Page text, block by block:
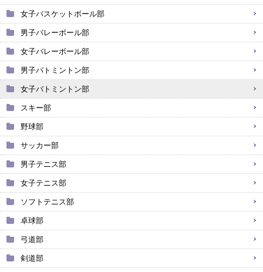
女子バスケットボール部
男子バレーボール部
女子バレーボール部
男子バトミントン部
女子バトミントン部
スキー部
野球部
サッカー部
男子テニス部
女子テニス部
ソフトテニス部
卓球部
弓道部
剣道部